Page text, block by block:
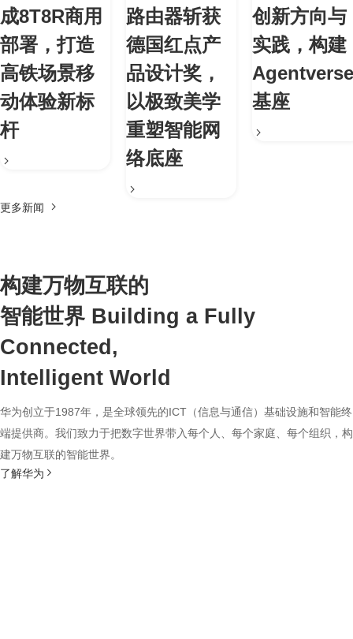
成8T8R商用
部署，打造
高铁场景移
动体验新标
杆
路由器斩获
德国红点产
品设计奖，
以极致美学
重塑智能网
络底座
创新方向与
实践，构建
Agentverse
基座
更多新闻
构建万物互联的
智能世界 Building a Fully
Connected,
Intelligent World
华为创立于1987年，是全球领先的ICT（信息与通信）基础设施和智能终
端提供商。我们致力于把数字世界带入每个人、每个家庭、每个组织，构
建万物互联的智能世界。
了解华为